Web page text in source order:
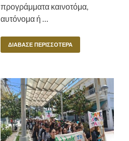
προγράμματα καινοτόμα,
αυτόνομα ή …
ΔΙΆΒΑΣΕ ΠΕΡΙΣΣΌΤΕΡΑ